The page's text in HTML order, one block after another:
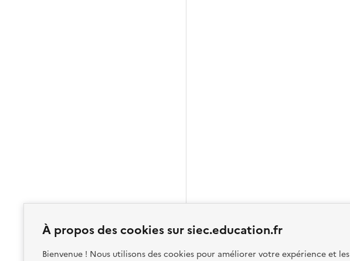
À propos des cookies sur siec.education.fr
Bienvenue ! Nous utilisons des cookies pour améliorer votre expérience et les